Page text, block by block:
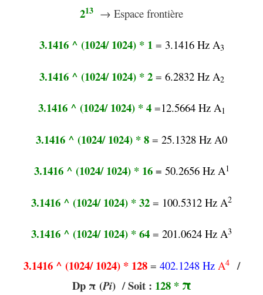
213 → Espace frontière
3.1416 ^ (1024/ 1024) * 1= 3.1416 Hz A3
3.1416 ^ (1024/ 1024) * 2 = 6.2832 Hz A2
3.1416 ^ (1024/ 1024) * 4 =12.5664 Hz A1
3.1416 ^ (1024/ 1024) * 8 = 25.1328 Hz A0
3.1416 ^ (1024/ 1024) * 16= 50.2656 Hz A1
3.1416 ^ (1024/ 1024) * 32 = 100.5312 Hz A2
3.1416 ^ (1024/ 1024) * 64 = 201.0624 Hz A3
3.1416 ^ (1024/ 1024) * 128= 402.1248 Hz A4
/
Dp π (Pi) / Soit : 128 * π